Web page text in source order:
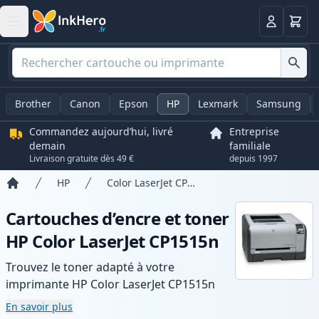
Panier
Brother Canon Epson HP Lexmark Samsung
Commandez aujourd’hui, livré
demain
Livraison gratuite dès 49 €
Entreprise
familiale
depuis 1997
HP Color LaserJet CP1515n
Cartouches d’encre et toner
HP Color LaserJet CP1515n
Trouvez le toner adapté à votre
imprimante HP Color LaserJet CP1515n
avec notre gamme de cartouches
En savoir plus